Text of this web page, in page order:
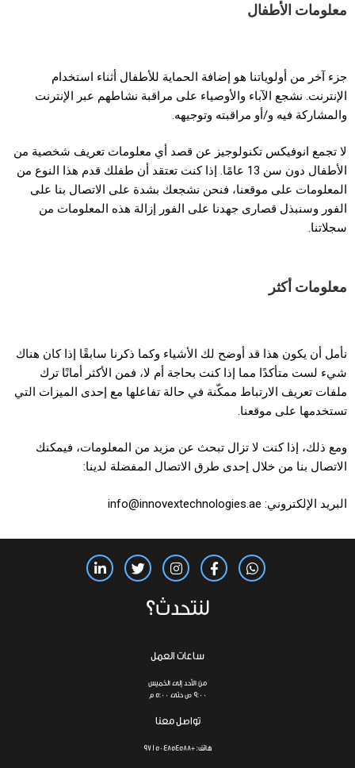
معلومات الأطفال
جزء آخر من أولوياتنا هو إضافة الحماية للأطفال أثناء استخدام
الإنترنت. نشجع الآباء والأوصياء على مراقبة نشاطهم عبر الإنترنت
والمشاركة فيه و/أو مراقبته وتوجيهه.
لا تجمع انوفيكس تكنولوجيز عن قصد أي معلومات تعريف شخصية من
الأطفال دون سن 13 عامًا. إذا كنت تعتقد أن طفلك قدم هذا النوع من
المعلومات على موقعنا، فنحن نشجعك بشدة على الاتصال بنا على
الفور وسنبذل قصارى جهدنا على الفور إزالة هذه المعلومات من
سجلاتنا.
معلومات أكثر
نأمل أن يكون هذا قد أوضح لك الأشياء وكما ذكرنا سابقًا إذا كان هناك
شيء لست متأكدًا مما إذا كنت بحاجة أم لا، فمن الأكثر أمانًا ترك
ملفات تعريف الارتباط ممكّنة في حالة تفاعلها مع إحدى الميزات التي
تستخدمها على موقعنا.
ومع ذلك، إذا كنت لا تزال تبحث عن مزيد من المعلومات، فيمكنك
الاتصال بنا من خلال إحدى طرق الاتصال المفضلة لدينا:
البريد الإلكتروني: info@innovextechnologies.ae
لنتحدث؟
ساعات العمل
من الأحد إلى الخميس
9:00 ص حتى 5:00 م
تواصل معنا
هاتف: +971504854588